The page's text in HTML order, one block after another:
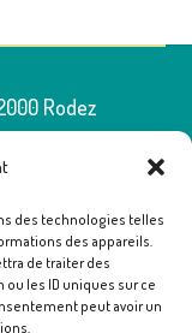
des technologies telles
des appareils.
de traiter des
les ID uniques sur ce
peut avoir un
Rodez